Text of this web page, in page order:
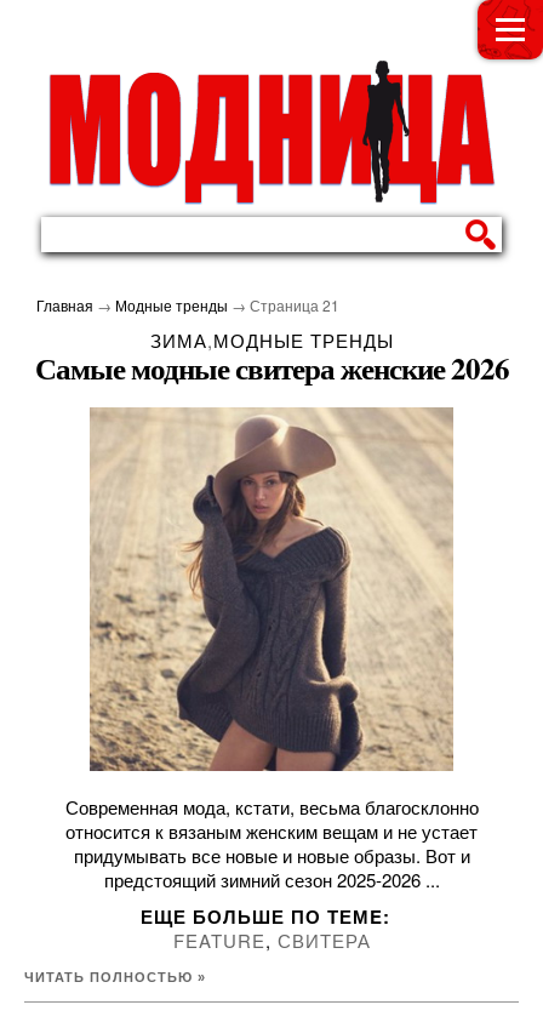
МОДНИЦА
Главная → Модные тренды → Страница 21
ЗИМА,МОДНЫЕ ТРЕНДЫ
Самые модные свитера женские 2026
Современная мода, кстати, весьма благосклонно
относится к вязаным женским вещам и не устает
придумывать все новые и новые образы. Вот и
предстоящий зимний сезон 2025-2026 ...
ЕЩЕ БОЛЬШЕ ПО ТЕМE:
FEATURE, СВИТЕРА
ЧИТАТЬ ПОЛНОСТЬЮ »